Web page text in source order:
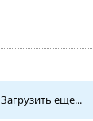
Загрузить еще...